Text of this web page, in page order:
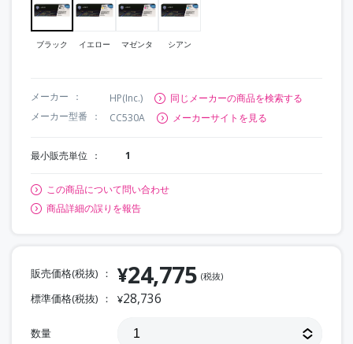
ブラック イエロー マゼンタ シアン
メーカー HP(Inc.)
同じメーカーの商品を検索する
メーカー型番
CC530A メーカーサイトを見る
最小販売単位 1
この商品について問い合わせ
商品詳細の誤りを報告
販売価格(税抜) ¥24,775 (税抜)
標準価格(税抜) ¥28,736
数量